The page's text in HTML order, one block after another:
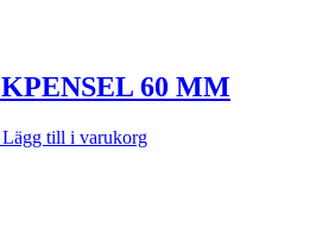
60 MM
Lägg till i varukorg